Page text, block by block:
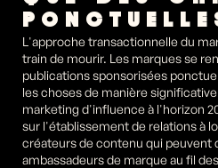
L'approche transactionnelle du
train de mourir. Les marques se
publications sponsorisées
les choses de manière
marketing d'influence à l'horizon
sur l'établissement de relations à
créateurs de contenu qui peuvent
ambassadeurs de marque au fil